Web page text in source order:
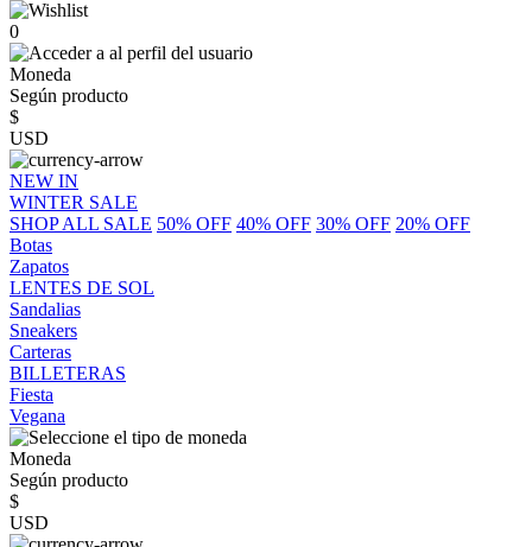
0
Moneda
Según producto
$
USD
NEW IN
WINTER SALE
SHOP ALL SALE 50% OFF 40% OFF 30% OFF 20% OFF
Botas
Zapatos
LENTES DE SOL
Sandalias
Sneakers
Carteras
BILLETERAS
Fiesta
Vegana
Moneda
Según producto
$
USD